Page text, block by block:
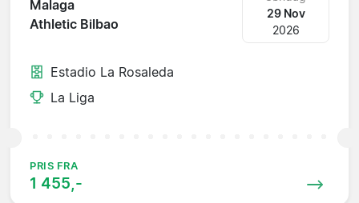
Malaga
Athletic Bilbao
29 Nov
2026
Estadio La Rosaleda
La Liga
PRIS FRA
1 455,-